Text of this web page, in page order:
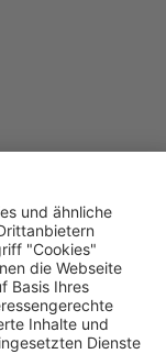
Angebote.